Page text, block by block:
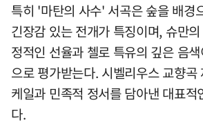
특히 '마탄의 사수' 서곡은 숲을 배경
긴장감 있는 전개가 특징이며, 슈만
정적인 선율과 첼로 특유의 깊은 음
으로 평가받는다. 시벨리우스 교향
케일과 민족적 정서를 담아낸 대표적
다.